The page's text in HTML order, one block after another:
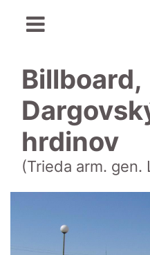
Billboard,
hrdinov
(Trieda arm. gen.